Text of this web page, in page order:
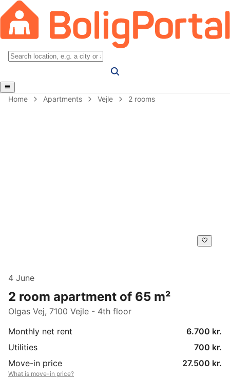
Home Apartments Vejle 2 rooms
4 June
2 room apartment of 65 m²
Olgas Vej, 7100 Vejle - 4th floor
Monthly net rent
6.700 kr.
Utilities
700 kr.
Move-in price
27.500 kr.
What is move-in price?